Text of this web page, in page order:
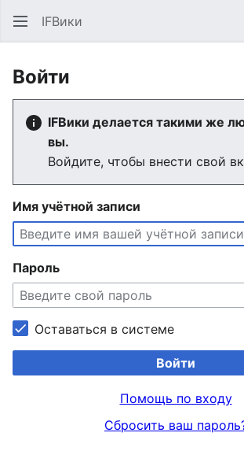
IFВики
Войти
IFВики делается такими же
вы.
Войдите, чтобы внести свой
Имя учётной записи
Пароль
Оставаться в системе
Войти
Помощь по входу
Сбросить ваш